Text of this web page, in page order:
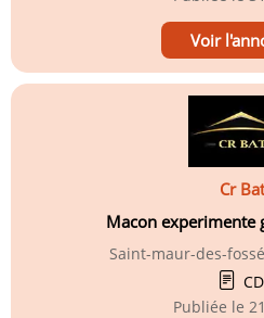
Voir
Cr Bat
Macon experimente
Saint-maur-des-
Publiée le